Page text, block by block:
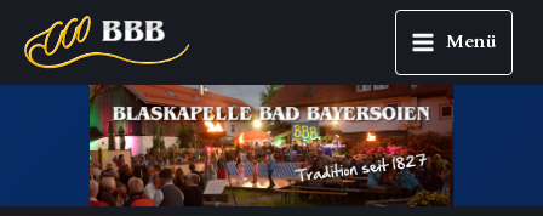
Main
Menu
Menü